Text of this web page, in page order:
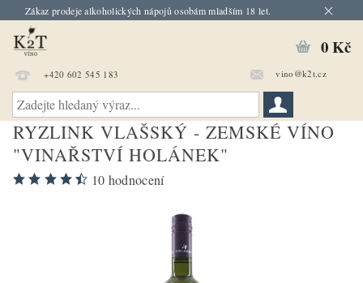
Zákaz prodeje alkoholických nápojů osobám mladším 18 let.
+420 602 545 183 vino@k2t.cz
0 Kč
RYZLINK VLAŠSKÝ - ZEMSKÉ VÍNO
"VINAŘSTVÍ HOLÁNEK"
10 hodnocení